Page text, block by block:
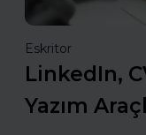
Eskritor
LinkedIn,
Yazım